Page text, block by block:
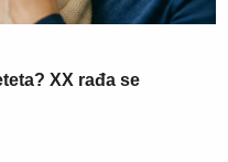
XX rađa se